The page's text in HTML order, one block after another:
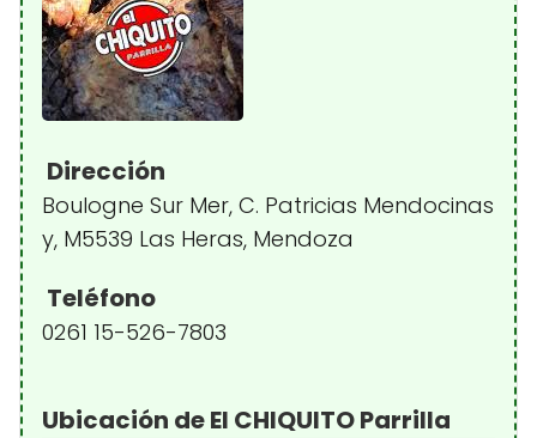
Dirección
Boulogne Sur Mer, C. Patricias Mendocinas
y, M5539 Las Heras, Mendoza
Teléfono
0261 15-526-7803
Ubicación de El CHIQUITO Parrilla